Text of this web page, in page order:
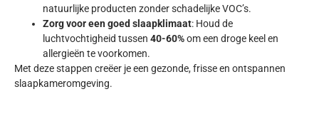
natuurlijke producten zonder schadelijke VOC’s.
Zorg voor een goed slaapklimaat: Houd de
luchtvochtigheid tussen 40-60%om een droge keel en
allergieën te voorkomen.
Met deze stappen creëer je een gezonde, frisse en ontspannen
slaapkameromgeving.